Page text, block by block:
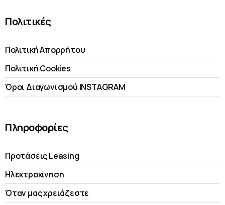
Πολιτικές
Πολιτική Απορρήτου
Πολιτική Cookies
Όροι Διαγωνισμού INSTAGRAM
Πληροφορίες
Προτάσεις Leasing
Ηλεκτροκίνηση
Όταν μας χρειάζεστε